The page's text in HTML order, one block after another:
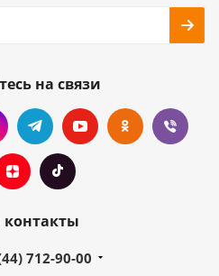
на связи
712-90-00